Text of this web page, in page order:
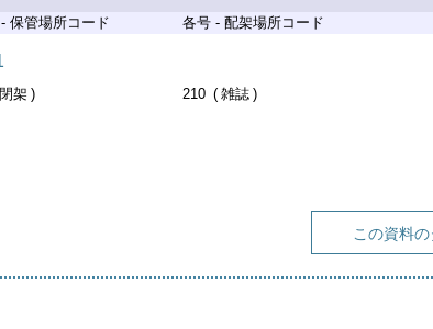
保管場所コード 各号 - 配架場所コード
閉架 210 雑誌
この資料